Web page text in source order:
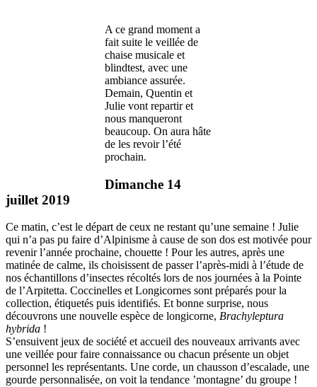
A ce grand moment a
fait suite le veillée de
chaise musicale et
blindtest, avec une
ambiance assurée.
Demain, Quentin et
Julie vont repartir et
nous manqueront
beaucoup. On aura hâte
de les revoir l’été
prochain.
Dimanche 14
juillet 2019
Ce matin, c’est le départ de ceux ne restant qu’une semaine ! Julie
qui n’a pas pu faire d’Alpinisme à cause de son dos est motivée pour
revenir l’année prochaine, chouette ! Pour les autres, après une
matinée de calme, ils choisissent de passer l’après-midi à l’étude de
nos échantillons d’insectes récoltés lors de nos journées à la Pointe
de l’Arpitetta. Coccinelles et Longicornes sont préparés pour la
collection, étiquetés puis identifiés. Et bonne surprise, nous
découvrons une nouvelle espèce de longicorne, Brachyleptura
hybrida !
S’ensuivent jeux de société et accueil des nouveaux arrivants avec
une veillée pour faire connaissance ou chacun présente un objet
personnel les représentants. Une corde, un chausson d’escalade, une
gourde personnalisée, on voit la tendance ’montagne’ du groupe !